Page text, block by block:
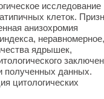
исследование
клеток.
анизохромия
неравномерное,
ядрышек,
полученных данных.
цитологических